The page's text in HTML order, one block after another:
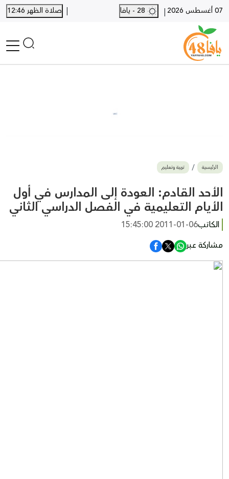
07 أغسطس 2026 |
| صلاة الظهر 12:46
بيع وشراء
أخبار القدس
وفيات
المزيد
ارسل خبر
الرئيسية تربية وتعليم
الأحد القادم: العودة إلى المدارس في أول
الأيام التعليمية في الفصل الدراسي الثاني
الكاتب2011-01-06 15:45:00
مشاركة عبر